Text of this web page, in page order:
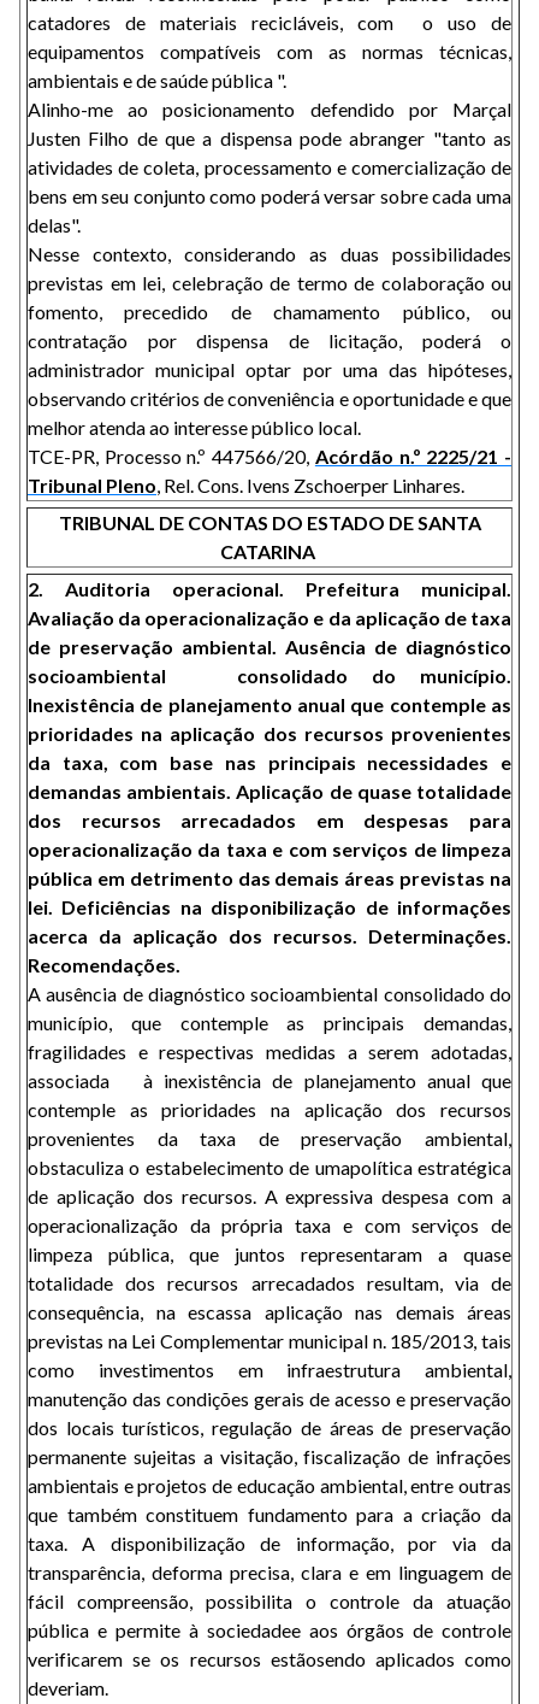
catadores de materiais recicláveis, com o uso de
equipamentos compatíveis com as normas técnicas,
ambientais e de saúde pública ".
Alinho-me ao posicionamento defendido por Marçal
Justen Filho de que a dispensa pode abranger "tanto as
atividades de coleta, processamento e comercialização de
bens em seu conjunto como poderá versar sobre cada uma
delas".
Nesse contexto, considerando as duas possibilidades
previstas em lei, celebração de termo de colaboração ou
fomento, precedido de chamamento público, ou
contratação por dispensa de licitação, poderá o
administrador municipal optar por uma das hipóteses,
observando critérios de conveniência e oportunidade e que
melhor atenda ao interesse público local.
TCE-PR, Processo n.º 447566/20, Acórdão n.º 2225/21 -
Tribunal Pleno, Rel. Cons. Ivens Zschoerper Linhares.
TRIBUNAL DE CONTAS DO ESTADO DE SANTA
CATARINA
2. Auditoria operacional. Prefeitura municipal.
Avaliação da operacionalização e da aplicação de taxa
de preservação ambiental. Ausência de diagnóstico
socioambiental consolidado do município.
Inexistência de planejamento anual que contemple as
prioridades na aplicação dos recursos provenientes
da taxa, com base nas principais necessidades e
demandas ambientais. Aplicação de quase totalidade
dos recursos arrecadados em despesas para
operacionalização da taxa e com serviços de limpeza
pública em detrimento das demais áreas previstas na
lei. Deficiências na disponibilização de informações
acerca da aplicação dos recursos. Determinações.
Recomendações.
A ausência de diagnóstico socioambiental consolidado do
município, que contemple as principais demandas,
fragilidades e respectivas medidas a serem adotadas,
associada à inexistência de planejamento anual que
contemple as prioridades na aplicação dos recursos
provenientes da taxa de preservação ambiental,
obstaculiza o estabelecimento de umapolítica estratégica
de aplicação dos recursos. A expressiva despesa com a
operacionalização da própria taxa e com serviços de
limpeza pública, que juntos representaram a quase
totalidade dos recursos arrecadados resultam, via de
consequência, na escassa aplicação nas demais áreas
previstas na Lei Complementar municipal n. 185/2013, tais
como investimentos em infraestrutura ambiental,
manutenção das condições gerais de acesso e preservação
dos locais turísticos, regulação de áreas de preservação
permanente sujeitas a visitação, fiscalização de infrações
ambientais e projetos de educação ambiental, entre outras
que também constituem fundamento para a criação da
taxa. A disponibilização de informação, por via da
transparência, deforma precisa, clara e em linguagem de
fácil compreensão, possibilita o controle da atuação
pública e permite à sociedadee aos órgãos de controle
verificarem se os recursos estãosendo aplicados como
deveriam.